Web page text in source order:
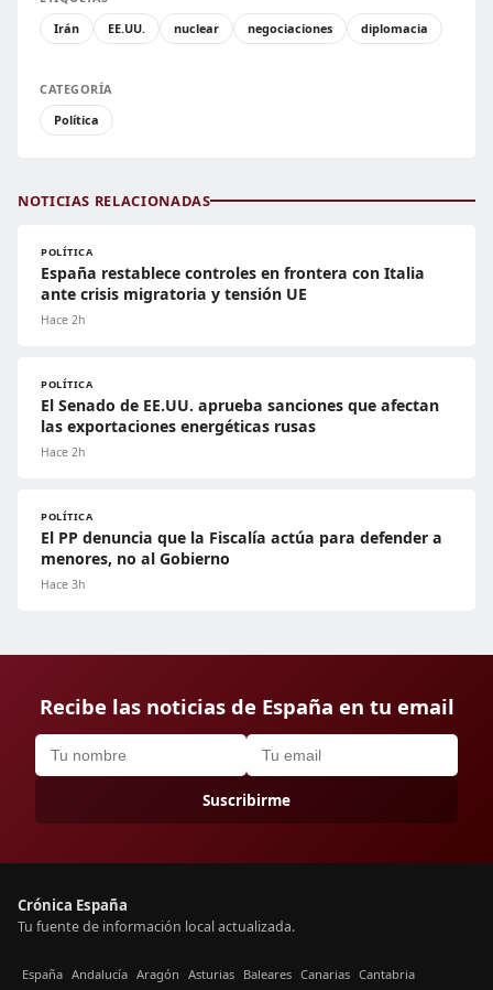
Irán
EE.UU. nuclear negociaciones diplomacia
CATEGORÍA
Política
NOTICIAS RELACIONADAS
POLÍTICA
España restablece controles en frontera con Italia
ante crisis migratoria y tensión UE
Hace 2h
POLÍTICA
El Senado de EE.UU. aprueba sanciones que afectan
las exportaciones energéticas rusas
Hace 2h
POLÍTICA
El PP denuncia que la Fiscalía actúa para defender a
menores, no al Gobierno
Hace 3h
Recibe las noticias de España en tu email
Suscribirme
Crónica España
Tu fuente de información local actualizada.
España Andalucía Aragón Asturias Baleares Canarias Cantabria